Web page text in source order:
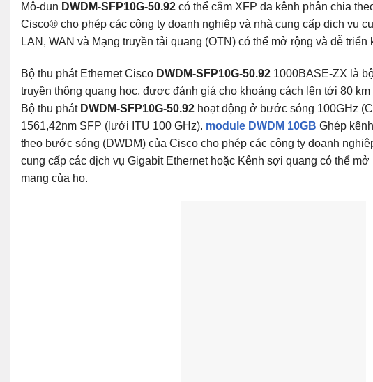
Mô-đun DWDM-SFP10G-50.92 có thể cắm XFP đa kênh phân chia
Cisco® cho phép các công ty doanh nghiệp và nhà cung cấp dịch vụ
LAN, WAN và Mạng truyền tải quang (OTN) có thể mở rộng và dễ triển
Bộ thu phát Ethernet Cisco DWDM-SFP10G-50.92 1000BASE-ZX là
truyền thông quang học, được đánh giá cho khoảng cách lên tới 80
Bộ thu phát DWDM-SFP10G-50.92 hoạt động ở bước sóng 100GHz
1561,42nm SFP (lưới ITU 100 GHz). module DWDM 10GB Ghép
theo bước sóng (DWDM) của Cisco cho phép các công ty doanh
cung cấp các dịch vụ Gigabit Ethernet hoặc Kênh sợi quang có thể
mạng của họ.